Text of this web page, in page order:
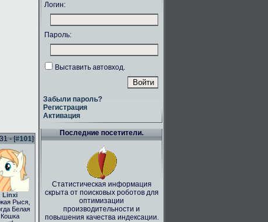
- [#101]
Linxi
Рыся,
Белая
Кошка
Логин:
Пароль:
Выставить автовход.
Забыли пароль?
Регистрация
Активация
Последние посетители.
Статистическая информация
скрыта от поисковых роботов для
оптимизации
производительности и
повышения качества индексации.